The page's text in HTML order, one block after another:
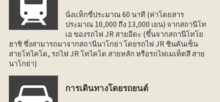
นั่งแท็กซี่ประมาณ 60 นาที (ค่าโดยสาร
ประมาณ 10,000 ถึง 13,000 เยน) จากสถานีโท
เอ ของรถไฟ JR สายอีดะ (ขึ้นจากสถานีโทโย
ฮาชิ ซึ่งสามารถมาจากสถานีนาโกย่า โดยรถไฟ JR ชินคันเซ็น
สายโทไคโด, รถไฟ JR โทไคโด สายหลัก หรือรถไฟเมเท็ตสึ สาย
นาโกย่า)
การเดินทางโดยรถยนต์